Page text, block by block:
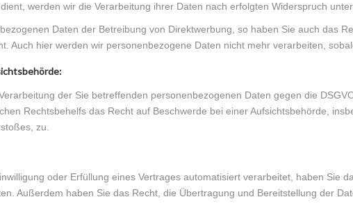
werden wir die Verarbeitung ihrer Daten nach erfolgten Widerspruch
Daten der Betreibung von Direktwerbung, so haben Sie auch das
Auch hier werden wir personenbezogene Daten nicht mehr verarbeiten,
der Sie betreffenden personenbezogenen Daten gegen die
Rechtsbehelfs das Recht auf Beschwerde bei einer Aufsichtsbehörde,
zu.
oder Erfüllung eines Vertrages automatisiert verarbeitet, haben Sie
Außerdem haben Sie das Recht, die Übertragung und Bereitstellung der